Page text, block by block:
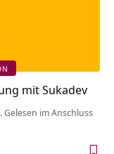
mit Sukadev
Gelesen im Anschluss